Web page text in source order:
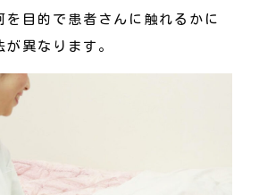
を目的で患者さんに触れるかに
が異なります。